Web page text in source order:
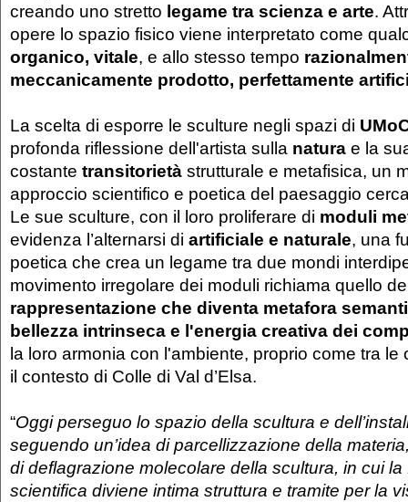
creando uno stretto legame tra scienza e arte.
opere lo spazio fisico viene interpretato come
organico, vitale, e allo stesso tempo
meccanicamente prodotto, perfettamente
La scelta di esporre le sculture negli spazi di
profonda riflessione dell'artista sulla natura e la
costante transitorietà strutturale e metafisica, un
approccio scientifico e poetica del paesaggio
Le sue sculture, con il loro proliferare di moduli
evidenza l’alternarsi di artificiale e naturale, una
poetica che crea un legame tra due mondi
movimento irregolare dei moduli richiama quello
rappresentazione che diventa metafora
bellezza intrinseca e l'energia creativa dei
la loro armonia con l'ambiente, proprio come tra le
il contesto di Colle di Val d’Elsa.
“Oggi perseguo lo spazio della scultura e
seguendo un’idea di parcellizzazione della
di deflagrazione molecolare della scultura, in cui
scientifica diviene intima struttura e tramite per la